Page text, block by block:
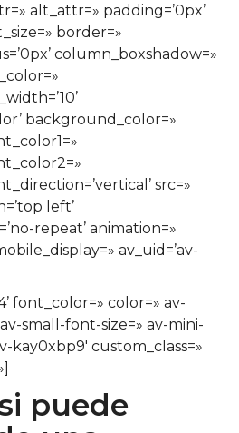
alt_attr=» padding=’0px’
border=»
column_boxshadow=»
background_color=»
src=»
left’
repeat’ animation=»
av_uid=’av-
font_color=» color=» av-
small-font-size=» av-mini-
kay0xbp9′ custom_class=»
puede